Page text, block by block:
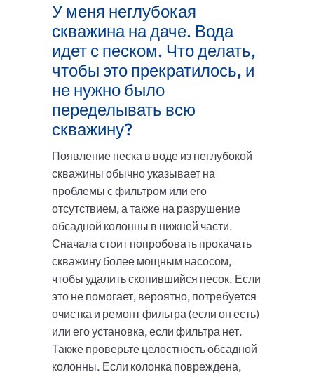
У меня неглубокая
скважина на даче. Вода
идет с песком. Что делать,
чтобы это прекратилось, и
не нужно было
переделывать всю
скважину?
Появление песка в воде из неглубокой
скважины обычно указывает на
проблемы с фильтром или его
отсутствием, а также на разрушение
обсадной колонны в нижней части.
Сначала стоит попробовать прокачать
скважину более мощным насосом,
чтобы удалить скопившийся песок. Если
это не помогает, вероятно, потребуется
очистка и ремонт фильтра (если он есть)
или его установка, если фильтра нет.
Также проверьте целостность обсадной
колонны. Если колонка повреждена,